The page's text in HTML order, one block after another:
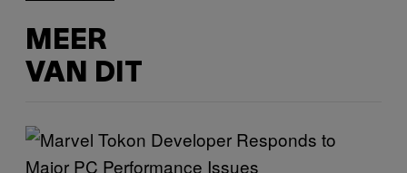
MEER
VAN DIT